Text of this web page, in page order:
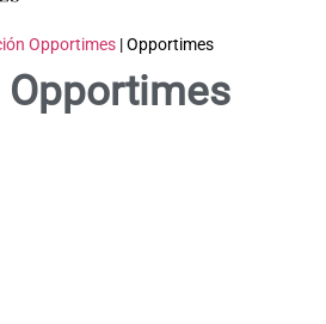
Opportimes | Opportimes
Opportimes